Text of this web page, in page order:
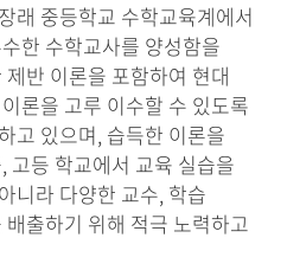
래 중등학교 수학교육계에서
한 수학교사를 양성함을
반 이론을 포함하여 현대
론을 고루 이수할 수 있도록
고 있으며, 습득한 이론을
고등 학교에서 교육 실습을
니라 다양한 교수, 학습
출하기 위해 적극 노력하고